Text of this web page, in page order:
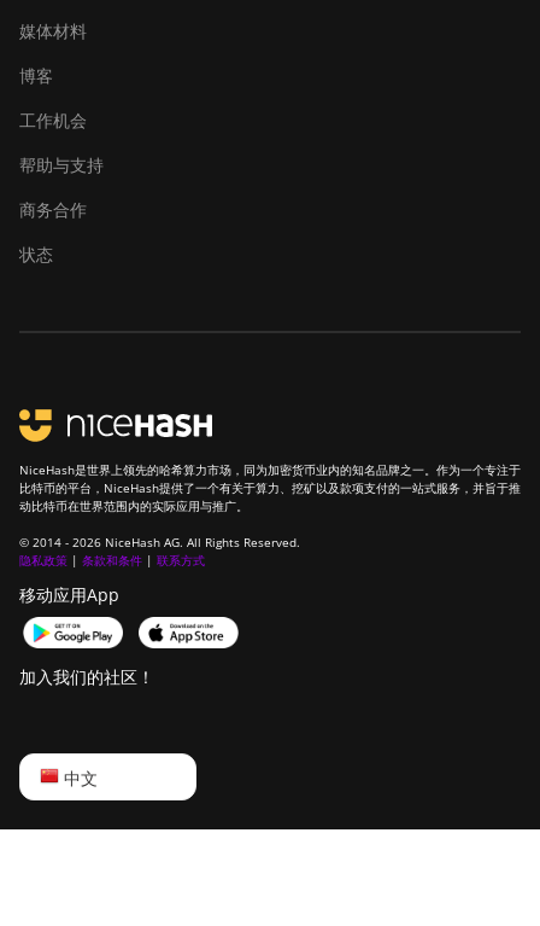
媒体材料
博客
工作机会
帮助与支持
商务合作
状态
NiceHash是世界上领先的哈希算力市场，同为加密货币业内的知名品牌之一。作为一个专注于
比特币的平台，NiceHash提供了一个有关于算力、挖矿以及款项支付的一站式服务，并旨于推
动比特币在世界范围内的实际应用与推广。
© 2014 - 2026 NiceHash AG. All Rights Reserved.
隐私政策 | 条款和条件 | 联系方式
移动应用App
加入我们的社区！
中文
English